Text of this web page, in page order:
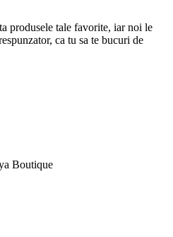
produsele tale favorite, iar noi le
ca tu sa te bucuri de
Boutique
Weekend